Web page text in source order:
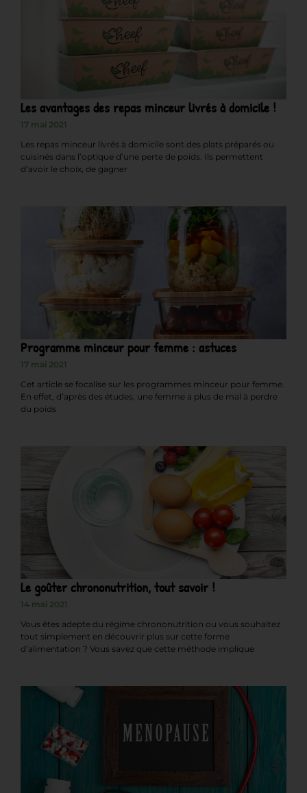
Les avantages des repas minceur livrés à domicile !
17 mai 2021
Les repas minceur livrés à domicile sont des plats préparés ou
cuisinés dans l’optique d’une perte de poids. Ils permettent
d’avoir le choix, de gagner
Programme minceur pour femme : astuces
17 mai 2021
Cet article se focalise sur les programmes minceur pour femme.
En effet, d’après des études, une femme a plus de mal à perdre
du poids
Le goûter chrononutrition, tout savoir !
14 mai 2021
Vous êtes adepte du régime chrononutrition ou vous souhaitez
tout simplement en découvrir plus sur cette forme
d’alimentation ? Vous savez que cette méthode implique